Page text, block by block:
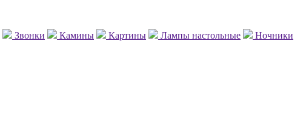
Звонки Камины Картины Лампы настольные
Ночники